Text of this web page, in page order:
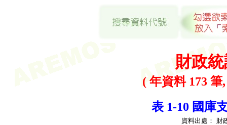
財政
( 年資料 173 筆
表 1-10 國庫
資料出處： 財